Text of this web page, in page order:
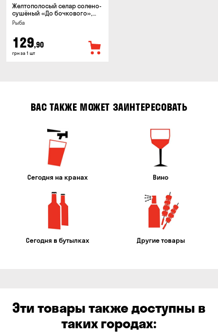
Желтополосый селар солено-
сушёный «До бочкового»,
100г
Рыба
129,90
грн за 1 шт
ВАС ТАКЖЕ МОЖЕТ ЗАИНТЕРЕСОВАТЬ
Сегодня на кранах Вино
Сегодня в бутылках Другие товары
Эти товары также доступны в
таких городах: